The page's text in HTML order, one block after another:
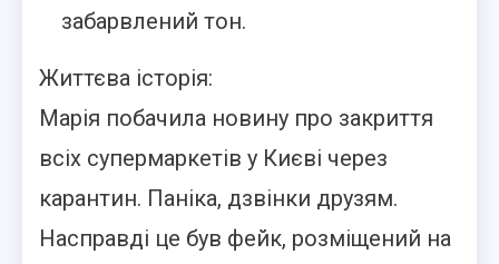
забарвлений тон.
Життєва історія:
Марія побачила новину про закриття
всіх супермаркетів у Києві через
карантин. Паніка, дзвінки друзям.
Насправді це був фейк, розміщений на